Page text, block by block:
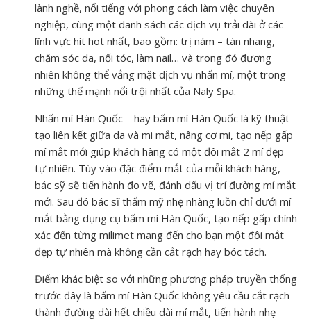
lành nghề, nổi tiếng với phong cách làm việc chuyên
nghiệp, cùng một danh sách các dịch vụ trải dài ở các
lĩnh vực hit hot nhất, bao gồm: trị nám – tàn nhang,
chăm sóc da, nối tóc, làm nail… và trong đó đương
nhiên không thể vắng mặt dịch vụ nhấn mí, một trong
những thế mạnh nổi trội nhất của Naly Spa.
Nhấn mí Hàn Quốc – hay bấm mí Hàn Quốc là kỹ thuật
tạo liên kết giữa da và mi mắt, nâng cơ mi, tạo nếp gấp
mí mắt mới giúp khách hàng có một đôi mắt 2 mí đẹp
tự nhiên. Tùy vào đặc điểm mắt của mỗi khách hàng,
bác sỹ sẽ tiến hành đo vẽ, đánh dấu vị trí đường mí mắt
mới. Sau đó bác sĩ thẩm mỹ nhẹ nhàng luồn chỉ dưới mí
mắt bằng dụng cụ bấm mí Hàn Quốc, tạo nếp gấp chính
xác đến từng milimet mang đến cho bạn một đôi mắt
đẹp tự nhiên mà không cần cắt rạch hay bóc tách.
Điểm khác biệt so với những phương pháp truyền thống
trước đây là bấm mí Hàn Quốc không yêu cầu cắt rạch
thành đường dài hết chiều dài mí mắt, tiến hành nhẹ